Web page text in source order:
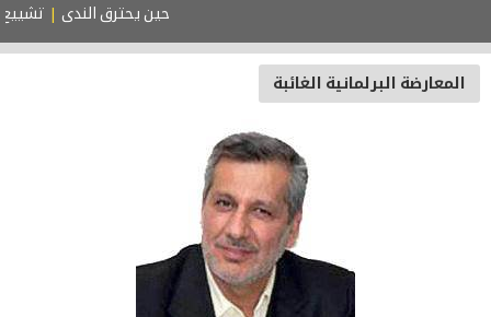
حين يحترق الندى | تشييع
المعارضة البرلمانية الغائبة